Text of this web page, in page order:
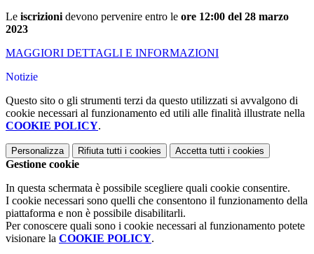
Le iscrizioni devono pervenire entro le ore 12:00 del 28 marzo
2023
MAGGIORI DETTAGLI E INFORMAZIONI
Notizie
Questo sito o gli strumenti terzi da questo utilizzati si avvalgono di
cookie necessari al funzionamento ed utili alle finalità illustrate nella
COOKIE POLICY.
Personalizza Rifiuta tutti i cookies Accetta tutti i cookies
Gestione cookie
In questa schermata è possibile scegliere quali cookie consentire.
I cookie necessari sono quelli che consentono il funzionamento della
piattaforma e non è possibile disabilitarli.
Per conoscere quali sono i cookie necessari al funzionamento potete
visionare la COOKIE POLICY.